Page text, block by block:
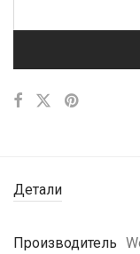
Детали
Производитель